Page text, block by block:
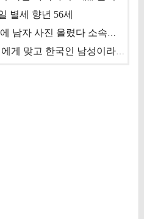
별세 향년 56세
아이돌 연습생 A씨, SNS에 남자 사진 올렸다 소속사 퇴출
대만 인플루언서, 중국인에게 맞고 한국인 남성이라 진술 '후폭풍'